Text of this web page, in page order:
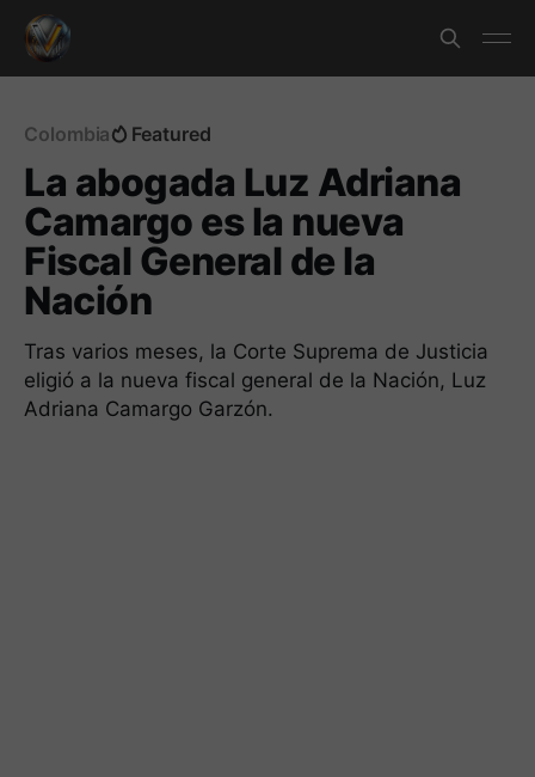
Colombia Featured
La abogada Luz Adriana
Camargo es la nueva
Fiscal General de la
Nación
Tras varios meses, la Corte Suprema de Justicia
eligió a la nueva fiscal general de la Nación, Luz
Adriana Camargo Garzón.